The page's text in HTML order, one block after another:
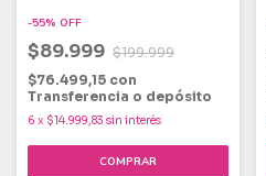
-55% OFF
$89.999 $199.999
$76.499,15 con
Transferencia o depósito
6 x $14.999,83 sin interés